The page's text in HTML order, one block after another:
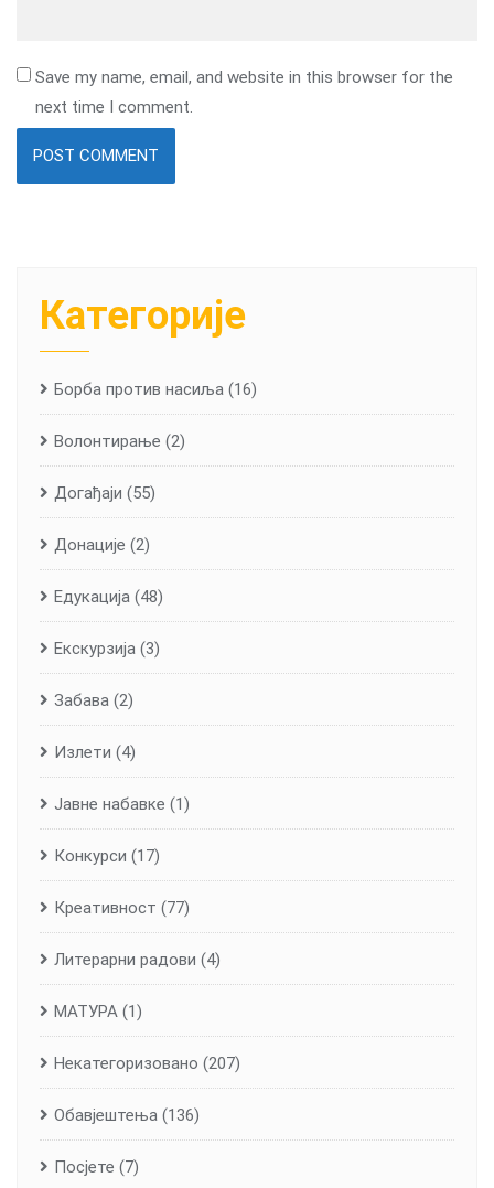
Save my name, email, and website in this browser for the
next time I comment.
Категорије
Борба против насиља (16)
Волонтирање (2)
Догађаји (55)
Донације (2)
Едукација (48)
Екскурзија (3)
Забава (2)
Излети (4)
Јавне набавке (1)
Конкурси (17)
Креативност (77)
Литерарни радови (4)
МАТУРА (1)
Некатегоризовано (207)
Обавјештења (136)
Посјете (7)